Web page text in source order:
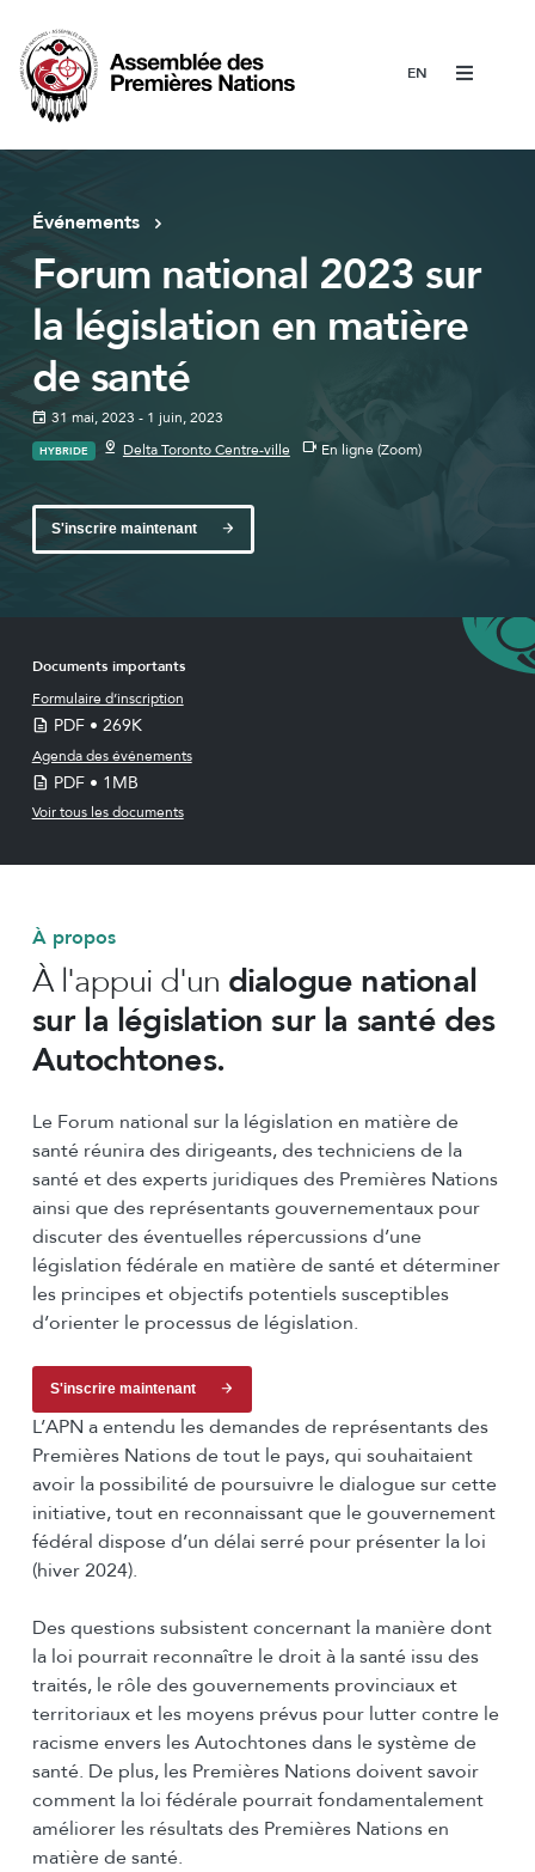
Menu
Événements
Forum national 2023 sur
la législation en matière
de santé
31 mai, 2023 - 1 juin, 2023
HYBRIDE Delta Toronto Centre-ville En ligne (Zoom)
S'inscrire maintenant
Documents importants
Formulaire d’inscription
PDF • 269K
Agenda des événements
PDF • 1MB
Voir tous les documents
À propos
À l'appui d'un dialogue national
sur la législation sur la santé des
Autochtones.
Le Forum national sur la législation en matière de
santé réunira des dirigeants, des techniciens de la
santé et des experts juridiques des Premières Nations
ainsi que des représentants gouvernementaux pour
discuter des éventuelles répercussions d’une
législation fédérale en matière de santé et déterminer
les principes et objectifs potentiels susceptibles
d’orienter le processus de législation.
S'inscrire maintenant
L’APN a entendu les demandes de représentants des
Premières Nations de tout le pays, qui souhaitaient
avoir la possibilité de poursuivre le dialogue sur cette
initiative, tout en reconnaissant que le gouvernement
fédéral dispose d’un délai serré pour présenter la loi
(hiver 2024).
Des questions subsistent concernant la manière dont
la loi pourrait reconnaître le droit à la santé issu des
traités, le rôle des gouvernements provinciaux et
territoriaux et les moyens prévus pour lutter contre le
racisme envers les Autochtones dans le système de
santé. De plus, les Premières Nations doivent savoir
comment la loi fédérale pourrait fondamentalement
améliorer les résultats des Premières Nations en
matière de santé.